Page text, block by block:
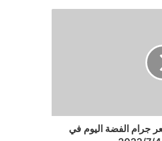
جرام الفضة اليوم في